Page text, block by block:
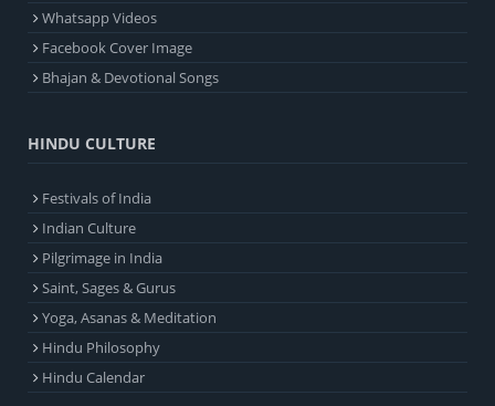
Whatsapp Videos
Facebook Cover Image
Bhajan & Devotional Songs
HINDU CULTURE
Festivals of India
Indian Culture
Pilgrimage in India
Saint, Sages & Gurus
Yoga, Asanas & Meditation
Hindu Philosophy
Hindu Calendar